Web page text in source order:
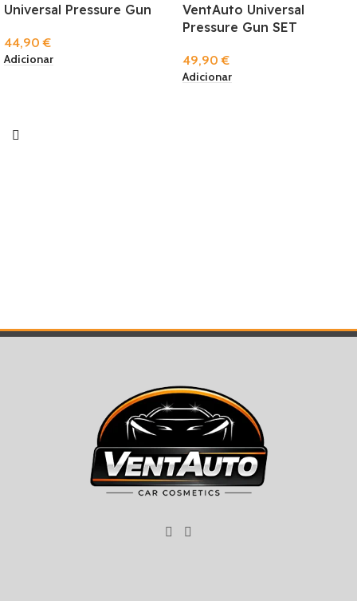
Universal Pressure Gun
44,90€
Adicionar
VentAuto Universal
Pressure Gun SET
49,90€
Adicionar